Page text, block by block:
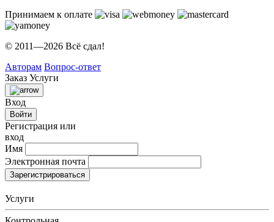
Принимаем к оплате
© 2011—2026 Всё сдал!
Авторам Вопрос-ответ
Заказ Услуги
Вход
Войти
Регистрация или
вход
Имя
Электронная почта
Зарегистрироваться
Услуги